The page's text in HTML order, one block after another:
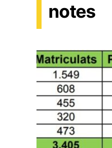
notes